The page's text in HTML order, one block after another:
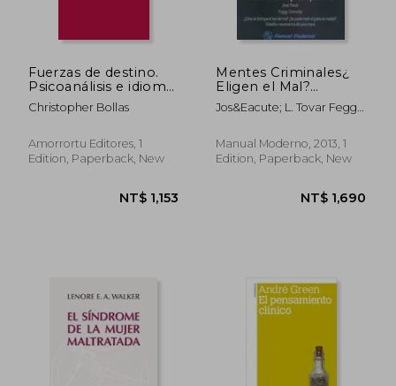
Fuerzas de destino.
Psicoanálisis e idioma
humano (in Spanish)
Christopher Bollas
Amorrortu Editores, 1
Edition, Paperback, New
NT$ 1,153
Mentes Criminales¿
Eligen el Mal?
Estudios de Cómo se
Genera el Juicio Moral
Jos&Eacute; L. Tovar Feggy
Manual Moderno, 2013, 1
Edition, Paperback, New